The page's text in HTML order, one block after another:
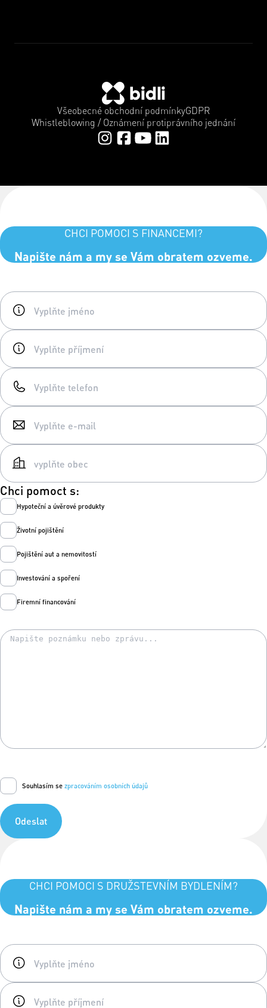
Všeobecné obchodní podmínkyGDPR
Whistleblowing / Oznámení protiprávního jednání
CHCI POMOCI S FINANCEMI?
Napište nám a my se Vám obratem ozveme.
Chci pomoct s:
Hypoteční a úvěrové produkty
Životní pojištění
Pojištění aut a nemovitostí
Investování a spoření
Firemní financování
Souhlasím se zpracováním osobních údajů
Odeslat
CHCI POMOCI S DRUŽSTEVNÍM BYDLENÍM?
Napište nám a my se Vám obratem ozveme.